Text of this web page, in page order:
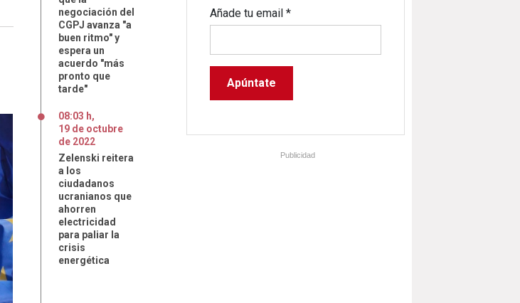
negociación del
CGPJ avanza "a
buen ritmo" y
espera un
acuerdo "más
pronto que
tarde"
08:03 h,
19 de octubre
de 2022
Zelenski reitera
a los
ciudadanos
ucranianos que
ahorren
electricidad
para paliar la
crisis
energética
Añade tu email*
Publicidad